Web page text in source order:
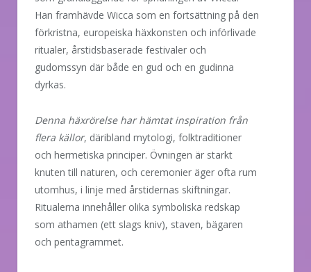
Han framhävde Wicca som en fortsättning på den
förkristna, europeiska häxkonsten och införlivade
ritualer, årstidsbaserade festivaler och
gudomssyn där både en gud och en gudinna
dyrkas.
Denna häxrörelse har hämtat inspiration från
flera källor, däribland mytologi, folktraditioner
och hermetiska principer. Övningen är starkt
knuten till naturen, och ceremonier äger ofta rum
utomhus, i linje med årstidernas skiftningar.
Ritualerna innehåller olika symboliska redskap
som athamen (ett slags kniv), staven, bägaren
och pentagrammet.